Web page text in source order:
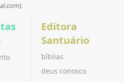
Editora
Santuário
bíblias
deus conosco